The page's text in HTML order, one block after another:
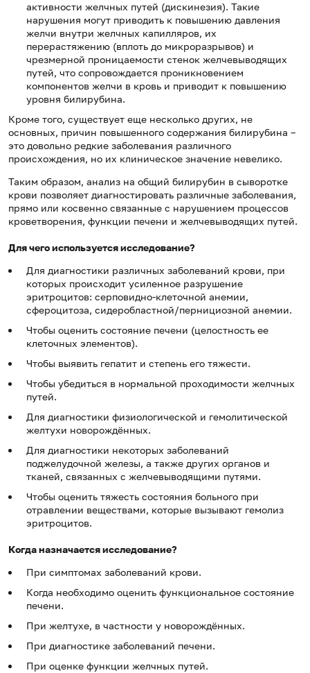
активности желчных путей (дискинезия). Такие
нарушения могут приводить к повышению давления
желчи внутри желчных капилляров, их
перерастяжению (вплоть до микроразрывов) и
чрезмерной проницаемости стенок желчевыводящих
путей, что сопровождается проникновением
компонентов желчи в кровь и приводит к повышению
уровня билирубина.
Кроме того, существует еще несколько других, не
основных, причин повышенного содержания билирубина –
это довольно редкие заболевания различного
происхождения, но их клиническое значение невелико.
Таким образом, анализ на общий билирубин в сыворотке
крови позволяет диагностировать различные заболевания,
прямо или косвенно связанные с нарушением процессов
кроветворения, функции печени и желчевыводящих путей.
Для чего используется исследование?
Для диагностики различных заболеваний крови, при
которых происходит усиленное разрушение
эритроцитов: серповидно-клеточной анемии,
сфероцитоза, сидеробластной/пернициозной анемии.
Чтобы оценить состояние печени (целостность ее
клеточных элементов).
Чтобы выявить гепатит и степень его тяжести.
Чтобы убедиться в нормальной проходимости желчных
путей.
Для диагностики физиологической и гемолитической
желтухи новорождённых.
Для диагностики некоторых заболеваний
поджелудочной железы, а также других органов и
тканей, связанных с желчевыводящими путями.
Чтобы оценить тяжесть состояния больного при
отравлении веществами, которые вызывают гемолиз
эритроцитов.
Когда назначается исследование?
При симптомах заболеваний крови.
Когда необходимо оценить функциональное состояние
печени.
При желтухе, в частности у новорождённых.
При диагностике заболеваний печени.
При оценке функции желчных путей.